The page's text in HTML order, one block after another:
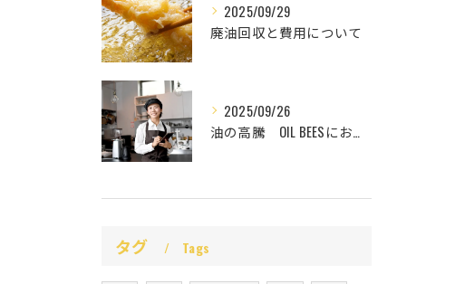
2025/09/29
廃油回収と費用について
2025/09/26
油の高騰 OIL BEESにお任せ
タグ Tags